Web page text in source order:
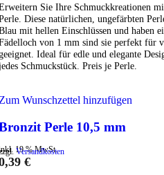
Sie Ihre Schmuckkreationen
Diese natürlichen, ungefärbten
mit hellen Einschlüssen und haben
von 1 mm sind sie perfekt für
Ideal für edle und elegante
Schmuckstück. Preis je Perle.
Wunschzettel hinzufügen
Perle 10,5 mm
19 % MwSt.
Versandkosten
€